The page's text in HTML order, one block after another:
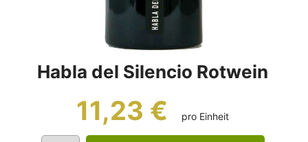
Habla del Silencio Rotwein
11,23 € pro Einheit